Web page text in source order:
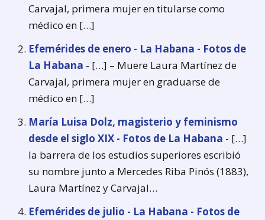
Carvajal, primera mujer en titularse como
médico en […]
Efemérides de enero - La Habana - Fotos de
La Habana - […] – Muere Laura Martínez de
Carvajal, primera mujer en graduarse de
médico en […]
María Luisa Dolz, magisterio y feminismo
desde el siglo XIX - Fotos de La Habana - […]
la barrera de los estudios superiores escribió
su nombre junto a Mercedes Riba Pinós (1883),
Laura Martínez y Carvajal…
Efemérides de julio - La Habana - Fotos de